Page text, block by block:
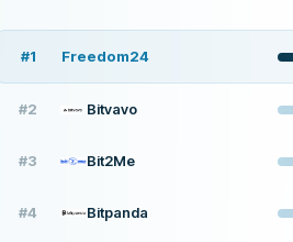
#1 Freedom24
#2 Bitvavo
#3 Bit2Me
#4 Bitpanda